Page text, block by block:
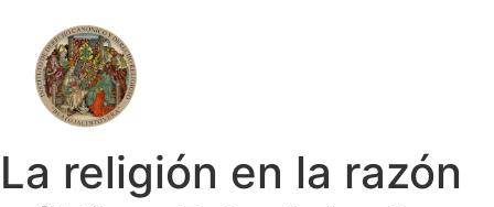
La religión en la razón